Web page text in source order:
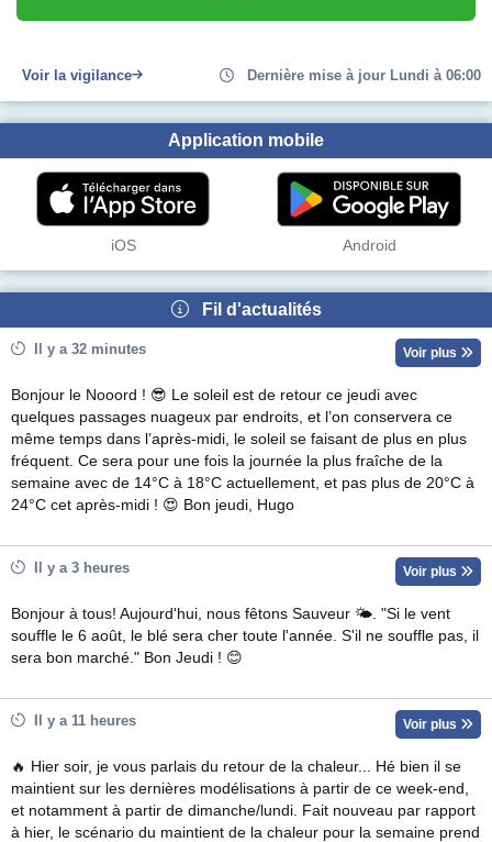
Voir la vigilance Dernière mise à jour Lundi à 06:00
Application mobile
iOS Android
Fil d'actualités
Il y a 32 minutes Voir plus
Bonjour le Nooord ! 😎 Le soleil est de retour ce jeudi avec
quelques passages nuageux par endroits, et l’on conservera ce
même temps dans l’après-midi, le soleil se faisant de plus en plus
fréquent. Ce sera pour une fois la journée la plus fraîche de la
semaine avec de 14°C à 18°C actuellement, et pas plus de 20°C à
24°C cet après-midi ! 😍 Bon jeudi, Hugo
Il y a 3 heures Voir plus
Bonjour à tous! Aujourd'hui, nous fêtons Sauveur 🌤. "Si le vent
souffle le 6 août, le blé sera cher toute l'année. S'il ne souffle pas, il
sera bon marché." Bon Jeudi ! 😊
Il y a 11 heures Voir plus
🔥 Hier soir, je vous parlais du retour de la chaleur... Hé bien il se
maintient sur les dernières modélisations à partir de ce week-end,
et notamment à partir de dimanche/lundi. Fait nouveau par rapport
à hier, le scénario du maintient de la chaleur pour la semaine prend